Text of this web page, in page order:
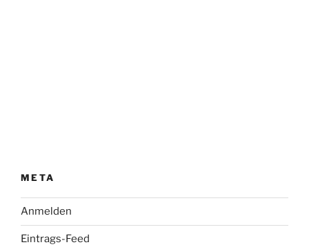
META
Anmelden
Eintrags-Feed